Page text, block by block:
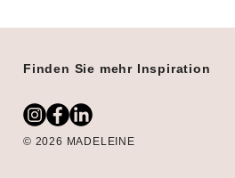
Finden Sie mehr Inspiration
© 2026 MADELEINE